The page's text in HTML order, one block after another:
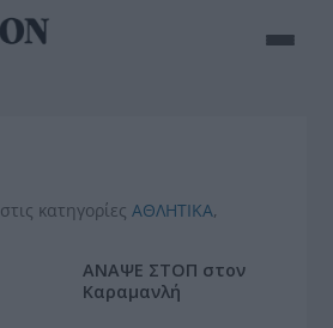
στις κατηγορίεςΑΘΛΗΤΙΚΑ,
ΑΝΑΨΕ ΣΤΟΠ στον
Καραμανλή